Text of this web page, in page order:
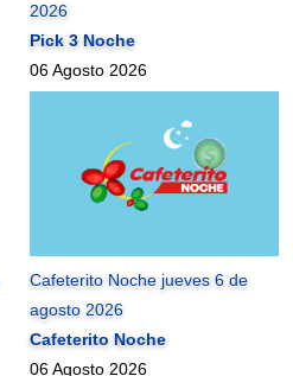
2026
Pick 3 Noche
06 Agosto 2026
Cafeterito Noche jueves 6 de
agosto 2026
Cafeterito Noche
06 Agosto 2026